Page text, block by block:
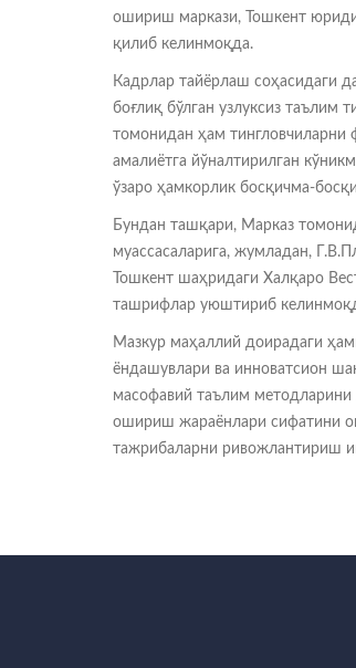
ошириш маркази, Тошкент
қилиб келинмоқда.
Кадрлар тайёрлаш соҳасидаги
боғлиқ бўлган узлуксиз
томонидан ҳам тингловчиларни
амалиётга йўналтирилган
ўзаро ҳамкорлик босқичма-
Бундан ташқари, Марказ
муассасаларига, жумладан,
Тошкент шаҳридаги Халқаро
ташрифлар уюштириб
Мазкур маҳаллий доирадаги
ёндашувлари ва инноватсион
масофавий таълим методларини
ошириш жараёнлари сифатини
тажрибаларни ривожлантириш